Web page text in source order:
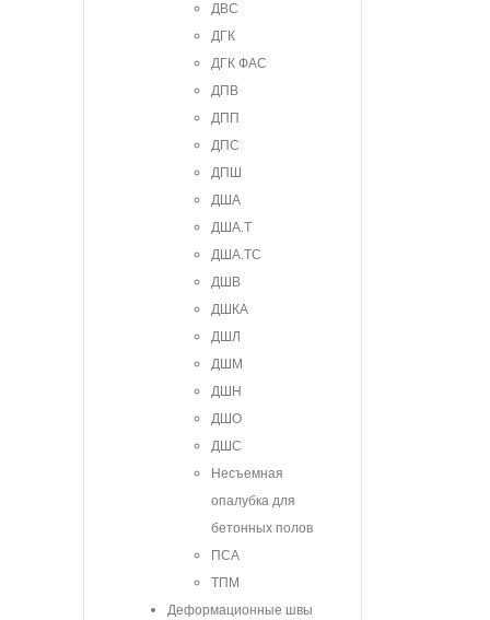
ДВС
ДГК
ДГК ФАС
ДПВ
ДПП
ДПС
ДПШ
ДША
ДША.Т
ДША.ТС
ДШВ
ДШКА
ДШЛ
ДШМ
ДШН
ДШО
ДШС
Несъемная
опалубка для
бетонных полов
ПСА
ТПМ
Деформационные швы